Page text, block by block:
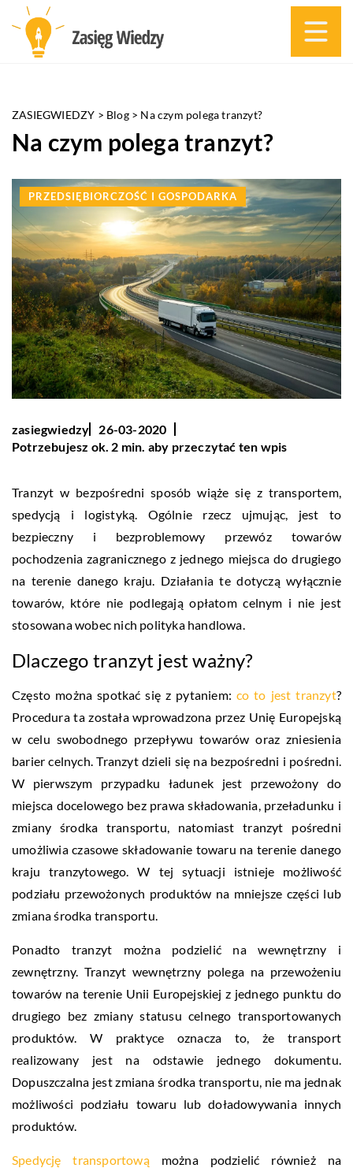
ZASIEGWIEDZY > Blog> Na czym polega tranzyt?
Na czym polega tranzyt?
PRZEDSIĘBIORCZOŚĆ I GOSPODARKA
zasiegwiedzy
26-03-2020
Potrzebujesz ok. 2 min. aby przeczytać ten wpis
Tranzyt w bezpośredni sposób wiąże się z transportem,
spedycją i logistyką. Ogólnie rzecz ujmując, jest to
bezpieczny i bezproblemowy przewóz towarów
pochodzenia zagranicznego z jednego miejsca do drugiego
na terenie danego kraju. Działania te dotyczą wyłącznie
towarów, które nie podlegają opłatom celnym i nie jest
stosowana wobec nich polityka handlowa.
Dlaczego tranzyt jest ważny?
Często można spotkać się z pytaniem: co to jest tranzyt?
Procedura ta została wprowadzona przez Unię Europejską
w celu swobodnego przepływu towarów oraz zniesienia
barier celnych. Tranzyt dzieli się na bezpośredni i pośredni.
W pierwszym przypadku ładunek jest przewożony do
miejsca docelowego bez prawa składowania, przeładunku i
zmiany środka transportu, natomiast tranzyt pośredni
umożliwia czasowe składowanie towaru na terenie danego
kraju tranzytowego. W tej sytuacji istnieje możliwość
podziału przewożonych produktów na mniejsze części lub
zmiana środka transportu.
Ponadto tranzyt można podzielić na wewnętrzny i
zewnętrzny. Tranzyt wewnętrzny polega na przewożeniu
towarów na terenie Unii Europejskiej z jednego punktu do
drugiego bez zmiany statusu celnego transportowanych
produktów. W praktyce oznacza to, że transport
realizowany jest na odstawie jednego dokumentu.
Dopuszczalna jest zmiana środka transportu, nie ma jednak
możliwości podziału towaru lub doładowywania innych
produktów.
Spedycję transportowąmożna podzielić również na